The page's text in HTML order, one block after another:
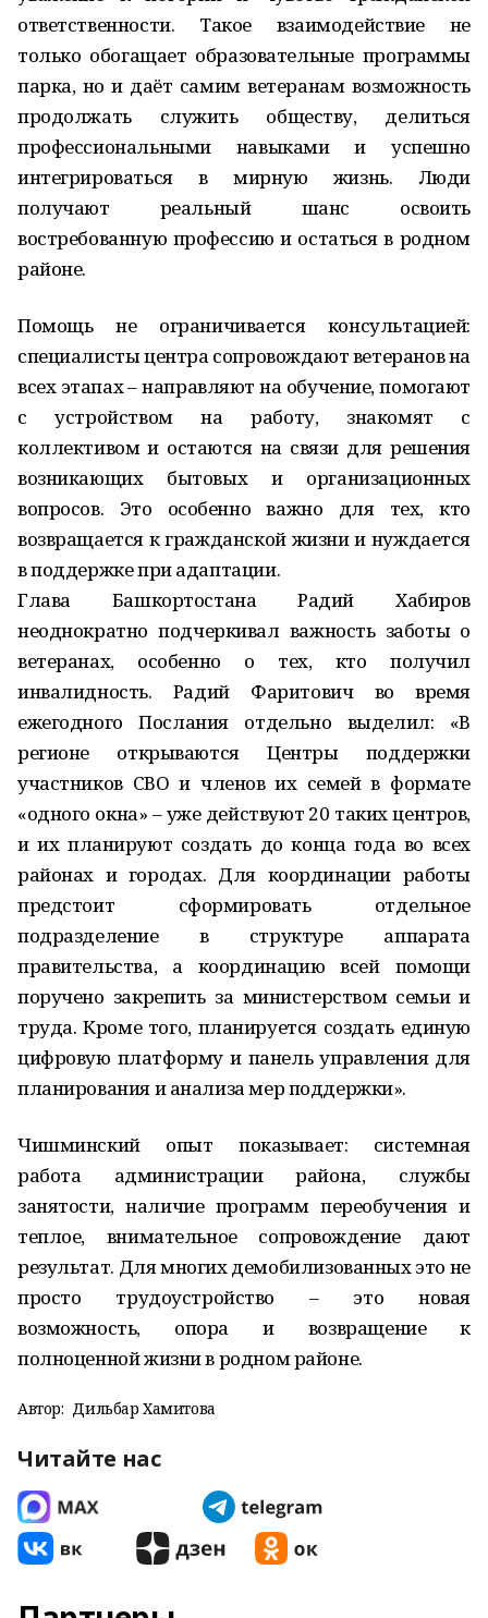
ответственности. Такое взаимодействие не
только обогащает образовательные программы
парка, но и даёт самим ветеранам возможность
продолжать служить обществу, делиться
профессиональными навыками и успешно
интегрироваться в мирную жизнь. Люди
получают реальный шанс освоить
востребованную профессию и остаться в родном
районе.
Помощь не ограничивается консультацией:
специалисты центра сопровождают ветеранов на
всех этапах – направляют на обучение, помогают
с устройством на работу, знакомят с
коллективом и остаются на связи для решения
возникающих бытовых и организационных
вопросов. Это особенно важно для тех, кто
возвращается к гражданской жизни и нуждается
в поддержке при адаптации.
Глава Башкортостана Радий Хабиров
неоднократно подчеркивал важность заботы о
ветеранах, особенно о тех, кто получил
инвалидность. Радий Фаритович во время
ежегодного Послания отдельно выделил: «В
регионе открываются Центры поддержки
участников СВО и членов их семей в формате
«одного окна» – уже действуют 20 таких центров,
и их планируют создать до конца года во всех
районах и городах. Для координации работы
предстоит сформировать отдельное
подразделение в структуре аппарата
правительства, а координацию всей помощи
поручено закрепить за министерством семьи и
труда. Кроме того, планируется создать единую
цифровую платформу и панель управления для
планирования и анализа мер поддержки».
Чишминский опыт показывает: системная
работа администрации района, службы
занятости, наличие программ переобучения и
теплое, внимательное сопровождение дают
результат. Для многих демобилизованных это не
просто трудоустройство – это новая
возможность, опора и возвращение к
полноценной жизни в родном районе.
Автор: Дильбар Хамитова
Читайте нас